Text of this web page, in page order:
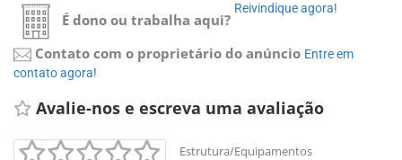
É dono ou trabalha aqui?
Reivindique agora!
Contato com o proprietário do anúncio Entre em
contato agora!
Avalie-nos e escreva uma avaliação
Estrutura/Equipamentos